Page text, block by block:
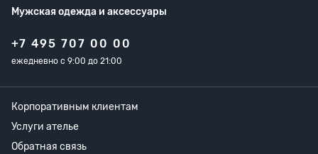
Мужская одежда и аксессуары
+7 495 707 00 00
ежедневно с 9:00 до 21:00
Корпоративным клиентам
Услуги ателье
Обратная связь